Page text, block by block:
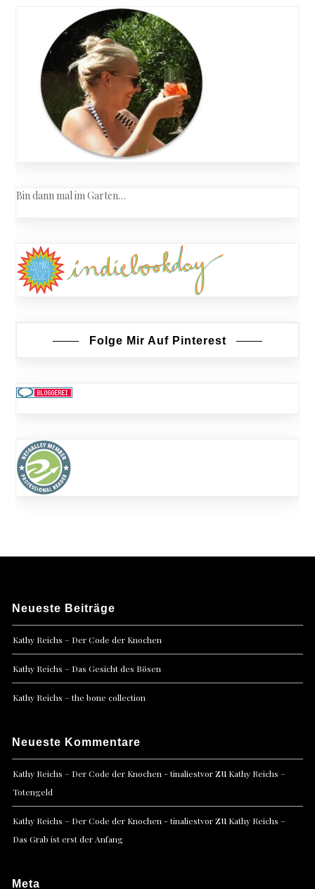
Bin dann mal im Garten…
Folge Mir Auf Pinterest
Neueste Beiträge
Kathy Reichs – Der Code der Knochen
Kathy Reichs – Das Gesicht des Bösen
Kathy Reichs – the bone collection
Neueste Kommentare
Kathy Reichs – Der Code der Knochen - tinaliestvorzu Kathy Reichs –
Totengeld
Kathy Reichs – Der Code der Knochen - tinaliestvorzu Kathy Reichs –
Das Grab ist erst der Anfang
Meta